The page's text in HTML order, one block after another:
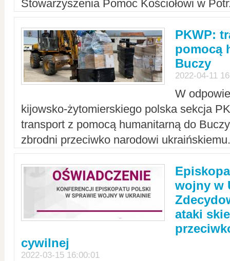
Stowarzyszenia Pomoc Kościołowi w
PKWP:
pomocą
Buczy
2022-04-11
W
kijowsko-żytomierskiego polska sekcja
transport z pomocą humanitarną do
zbrodni przeciwko narodowi
wojny w
ataki
cywilnej
2022-03-15 16:00:01